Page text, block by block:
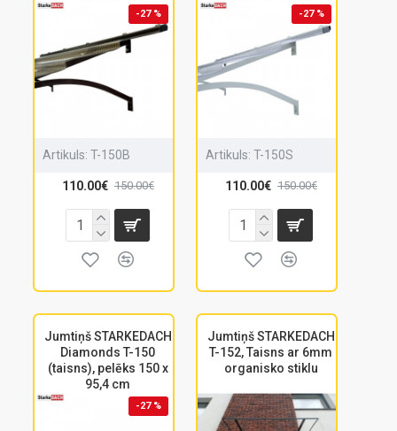
-27 %
Artikuls: T-150B
110.00€ 150.00€
-27 %
Artikuls: T-150S
110.00€ 150.00€
Jumtiņš STARKEDACH
Diamonds T-150
(taisns), pelēks 150 x
95,4 cm
-27 %
Jumtiņš STARKEDACH
T-152, Taisns ar 6mm
organisko stiklu